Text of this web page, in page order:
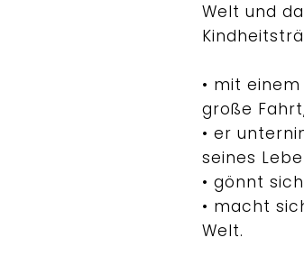
Welt und
• mit
große
• er
seines
• gönnt
• macht
Welt.